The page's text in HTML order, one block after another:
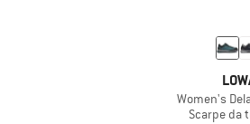
Women's
Scarpe da